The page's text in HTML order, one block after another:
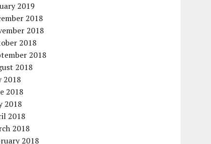
2019
2018
2018
2018
2018
2018
2018
2018
2018
2018
2018
2018